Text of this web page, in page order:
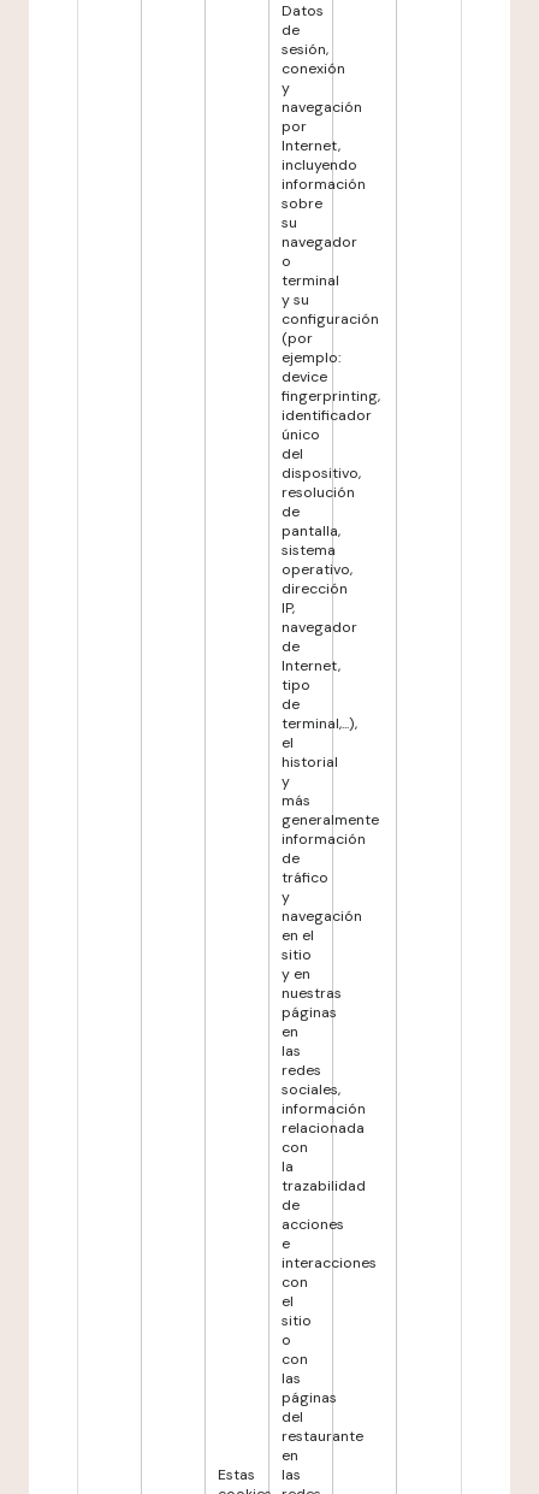
Estas
Datos
de
sesión,
conexión
y
navegación
por
Internet,
incluyendo
información
sobre
su
navegador
o
terminal
y su
configuración
(por
ejemplo:
device
fingerprinting,
identificador
único
del
dispositivo,
resolución
de
pantalla,
sistema
operativo,
dirección
IP,
navegador
de
Internet,
tipo
de
terminal,...),
el
historial
y
más
generalmente
información
de
tráfico
y
navegación
en el
sitio
y en
nuestras
páginas
en
las
redes
sociales,
información
relacionada
con
la
trazabilidad
de
acciones
e
interacciones
con
el
sitio
o
con
las
páginas
del
restaurante
en
las